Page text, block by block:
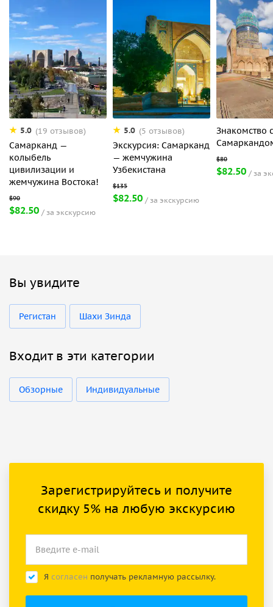
5.0 (19 отзывов)
Самарканд —
колыбель
цивилизации и
жемчужина Востока!
$82.50 за экскурсию
5.0 (5 отзывов)
Экскурсия: Самарканд
— жемчужина
Узбекистана
$82.50 за экскурсию
Знакомство
$82.50 за
Вы увидите
Регистан Шахи Зинда
Входит в эти категории
Обзорные Индивидуальные
Зарегистрируйтесь и получите
скидку 5% на любую экскурсию
Я согласен получать рекламную рассылку.